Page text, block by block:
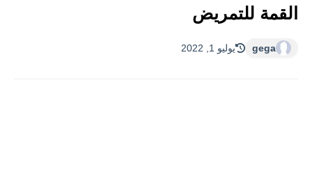
القمة للتمريض
gega يوليو 1, 2022